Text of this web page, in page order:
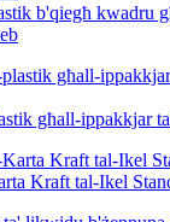
b'qiegħ kwadru
għall-ippakkjar
Kraft tal-Ikel